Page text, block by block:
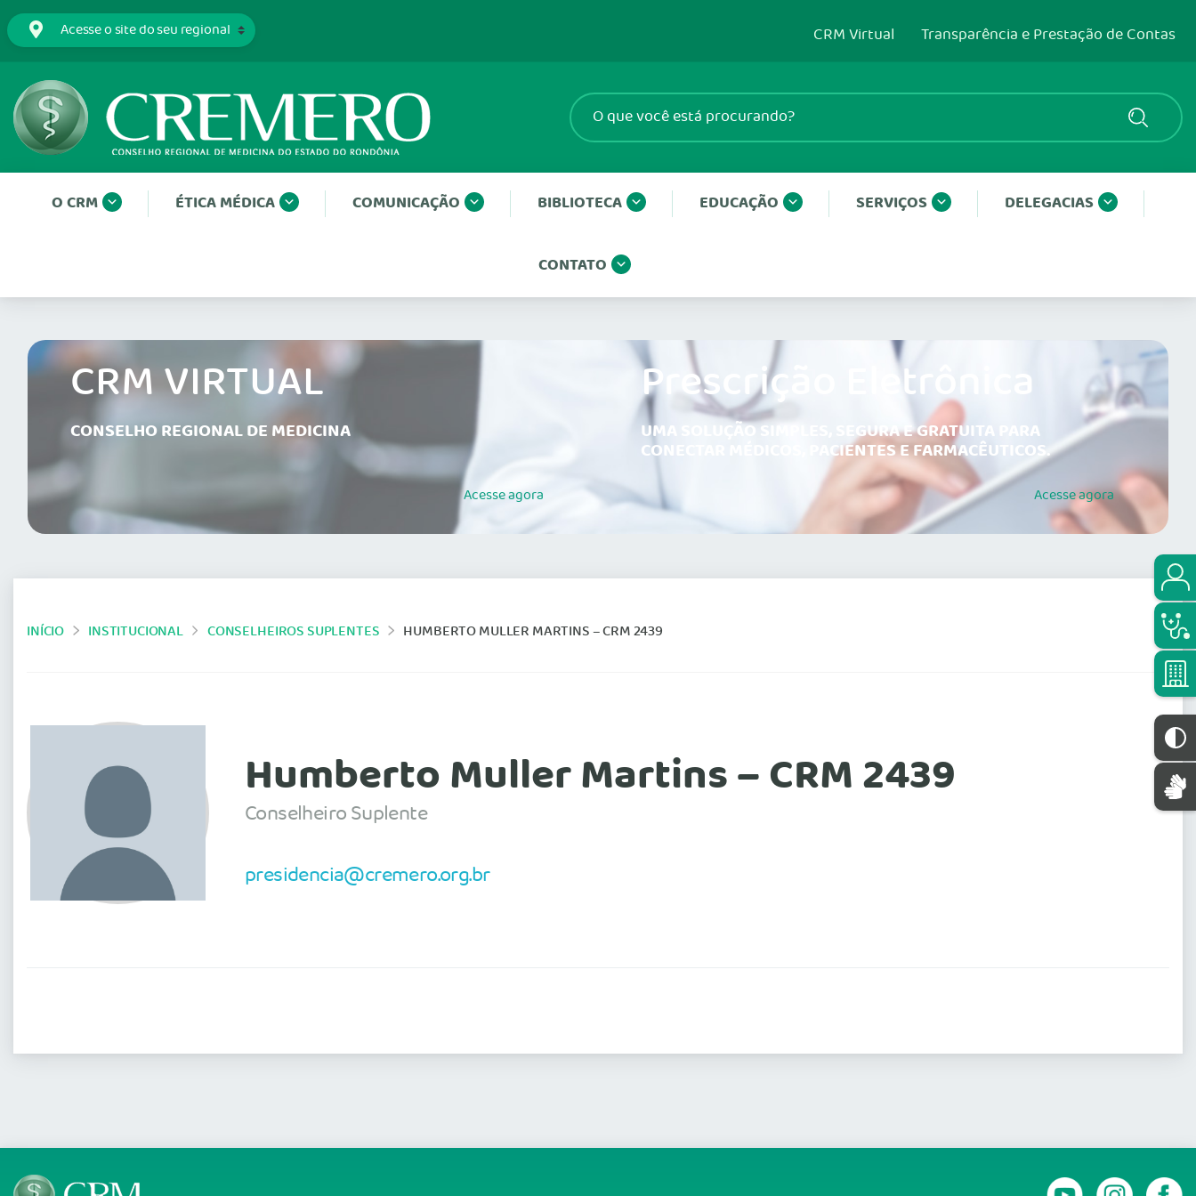
CRM Virtual Transparência e Prestação de Contas
O CRM ÉTICA MÉDICA COMUNICAÇÃO BIBLIOTECA EDUCAÇÃO SERVIÇOS DELEGACIAS
CONTATO
CRM VIRTUAL
CONSELHO REGIONAL DE MEDICINA
Acesseagora
Prescrição Eletrônica
UMA SOLUÇÃO SIMPLES, SEGURA E GRATUITA PARA
CONECTAR MÉDICOS, PACIENTES E FARMACÊUTICOS.
Acesseagora
INÍCIO INSTITUCIONAL CONSELHEIROS SUPLENTES HUMBERTO MULLER MARTINS – CRM 2439
Humberto Muller Martins – CRM 2439
Conselheiro Suplente
presidencia@cremero.org.br